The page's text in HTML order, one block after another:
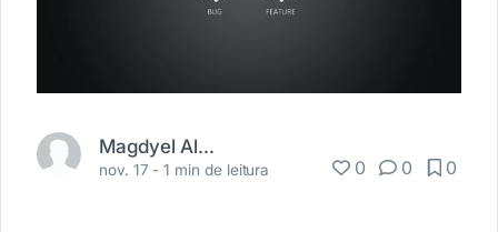
Magdyel Alvim
nov. 17 -1 min de leitura 0 0 0